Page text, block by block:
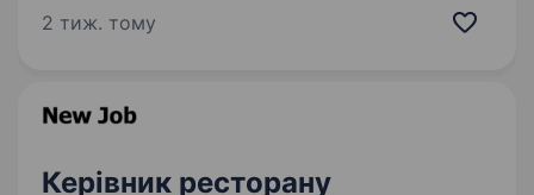
затишок, насолоджуються смачною кухнею
2 тиж. тому
Керівник ресторану